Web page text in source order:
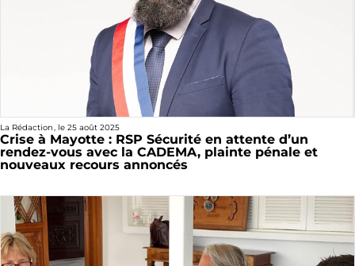
La Rédaction, le 25 août 2025
Crise à Mayotte : RSP Sécurité en attente d’un
rendez-vous avec la CADEMA, plainte pénale et
nouveaux recours annoncés